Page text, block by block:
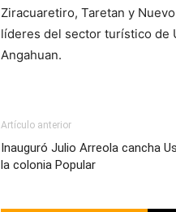
Ziracuaretiro, Taretan y
líderes del sector turístico de
Angahuan.
Artículo anterior
Inauguró Julio Arreola cancha
la colonia Popular